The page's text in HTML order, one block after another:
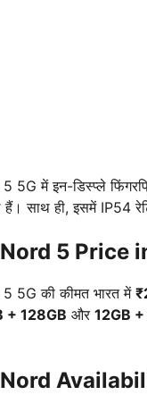
5G में इन-डिस्प्ले
हैं। साथ ही, इसमें IP54
5 Price
5G की कीमत भारत में
+ 128GB और 12GB